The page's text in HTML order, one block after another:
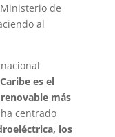
de
al
es el
más
centrado
los